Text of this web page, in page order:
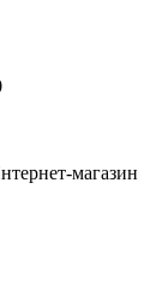
магазин